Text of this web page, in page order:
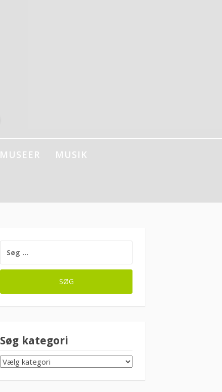
MUSEER MUSIK
EFTER:
Søg kategori
SØG
KATEGORI